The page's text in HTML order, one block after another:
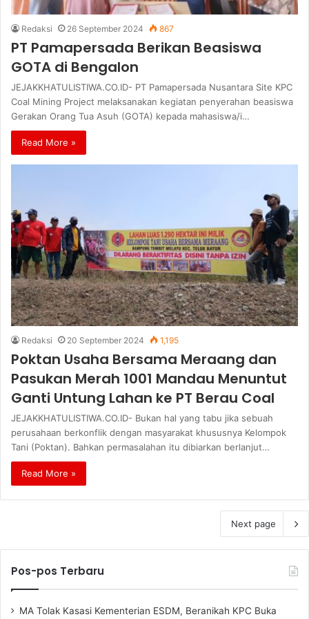
Redaksi 26 September 2024 867
PT Pamapersada Berikan Beasiswa
GOTA di Bengalon
JEJAKKHATULISTIWA.CO.ID- PT Pamapersada Nusantara Site KPC
Coal Mining Project melaksanakan kegiatan penyerahan beasiswa
Gerakan Orang Tua Asuh (GOTA) kepada mahasiswa/i…
Read More »
Redaksi 20 September 2024 1,195
Poktan Usaha Bersama Meraang dan
Pasukan Merah 1001 Mandau Menuntut
Ganti Untung Lahan ke PT Berau Coal
JEJAKKHATULISTIWA.CO.ID- Bukan hal yang tabu jika sebuah
perusahaan berkonflik dengan masyarakat khususnya Kelompok
Tani (Poktan). Bahkan permasalahan itu dibiarkan berlanjut…
Read More »
Next page
Pos-pos Terbaru
MA Tolak Kasasi Kementerian ESDM, Beranikah KPC Buka